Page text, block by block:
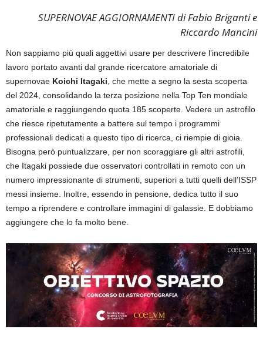
SUPERNOVAE AGGIORNAMENTI di Fabio Briganti e
Riccardo Mancini
Non sappiamo più quali aggettivi usare per descrivere l’incredibile
lavoro portato avanti dal grande ricercatore amatoriale di
supernovae Koichi Itagaki , che mette a segno la sesta scoperta
del 2024, consolidando la terza posizione nella Top Ten mondiale
amatoriale e raggiungendo quota 185 scoperte. Vedere un astrofilo
che riesce ripetutamente a battere sul tempo i programmi
professionali dedicati a questo tipo di ricerca, ci riempie di gioia.
Bisogna però puntualizzare, per non scoraggiare gli altri astrofili,
che Itagaki possiede due osservatori controllati in remoto con un
numero impressionante di strumenti, superiori a tutti quelli dell’ISSP
messi insieme. Inoltre, essendo in pensione, dedica tutto il suo
tempo a riprendere e controllare immagini di galassie. E dobbiamo
aggiungere che lo fa molto bene.